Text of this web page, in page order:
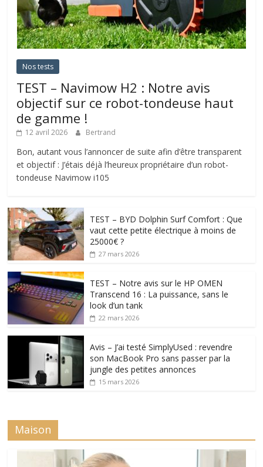
Nos tests
TEST – Navimow H2 : Notre avis
objectif sur ce robot-tondeuse haut
de gamme !
12 avril 2026 Bertrand
Bon, autant vous l’annoncer de suite afin d’être transparent
et objectif : J’étais déjà l’heureux propriétaire d’un robot-
tondeuse Navimow i105
TEST – BYD Dolphin Surf Comfort : Que
vaut cette petite électrique à moins de
25000€ ?
27 mars 2026
TEST – Notre avis sur le HP OMEN
Transcend 16 : La puissance, sans le
look d’un tank
22 mars 2026
Avis – J’ai testé SimplyUsed : revendre
son MacBook Pro sans passer par la
jungle des petites annonces
15 mars 2026
Maison